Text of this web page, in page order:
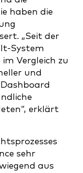
haben die
„Seit der
System
Vergleich zu
und
erklärt
sehr
aus